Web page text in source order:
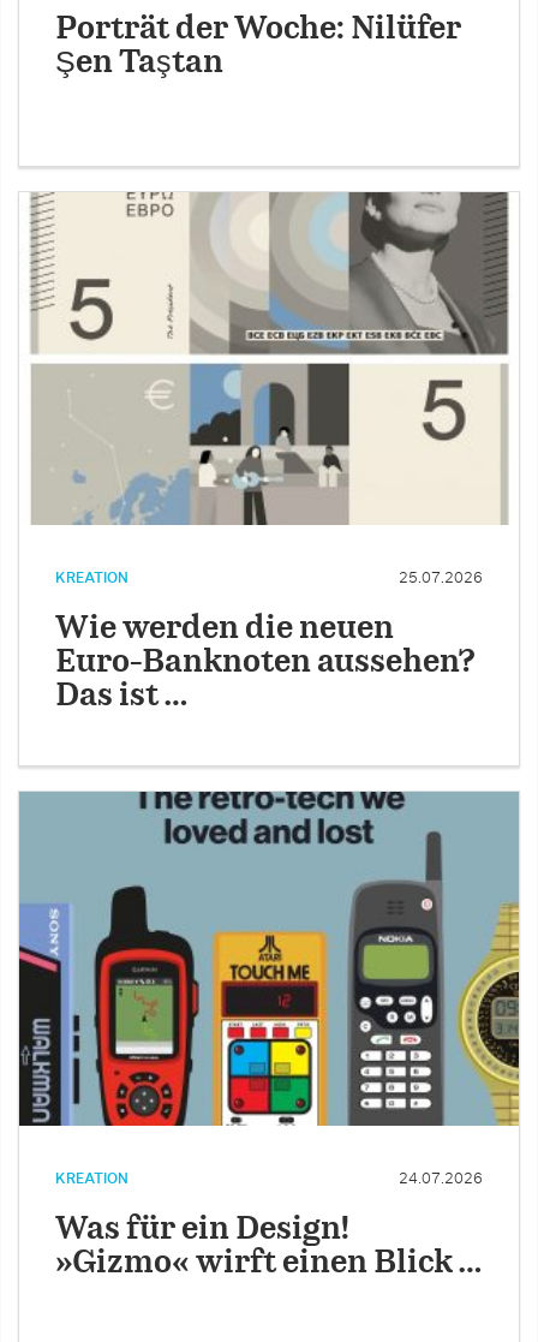
Porträt der Woche: Nilüfer
Şen Taştan
KREATION 25.07.2026
Wie werden die neuen
Euro-Banknoten aussehen?
Das ist …
KREATION 24.07.2026
Was für ein Design!
»Gizmo« wirft einen Blick …